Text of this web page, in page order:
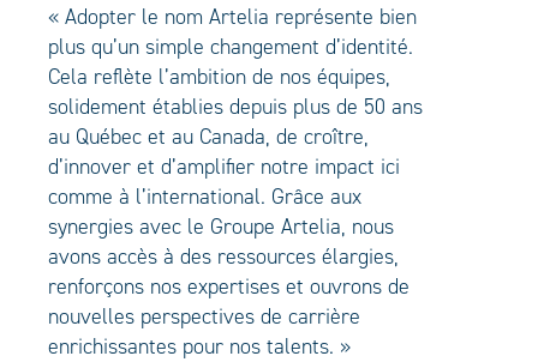
« Adopter le nom Artelia représente bien
plus qu’un simple changement d’identité.
Cela reflète l’ambition de nos équipes,
solidement établies depuis plus de 50 ans
au Québec et au Canada, de croître,
d’innover et d’amplifier notre impact ici
comme à l’international. Grâce aux
synergies avec le Groupe Artelia, nous
avons accès à des ressources élargies,
renforçons nos expertises et ouvrons de
nouvelles perspectives de carrière
enrichissantes pour nos talents. »